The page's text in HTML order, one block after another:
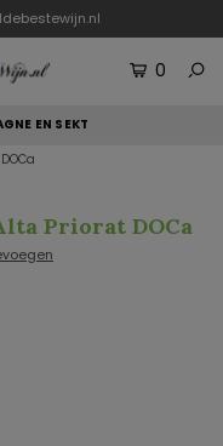
0
EN SEKT
Priorat DOCa